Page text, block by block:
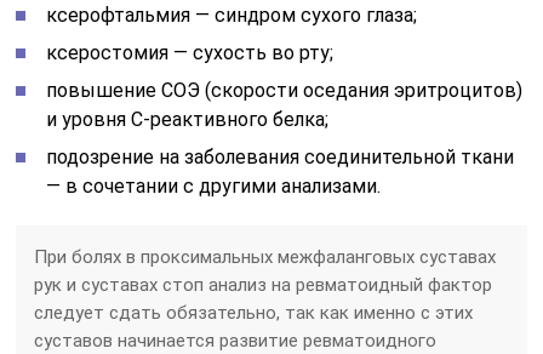
ксерофтальмия — синдром сухого глаза;
ксеростомия — сухость во рту;
повышение СОЭ (скорости оседания эритроцитов)
и уровня С-реактивного белка;
подозрение на заболевания соединительной ткани
— в сочетании с другими анализами.
При болях в проксимальных межфаланговых суставах
рук и суставах стоп анализ на ревматоидный фактор
следует сдать обязательно, так как именно с этих
суставов начинается развитие ревматоидного